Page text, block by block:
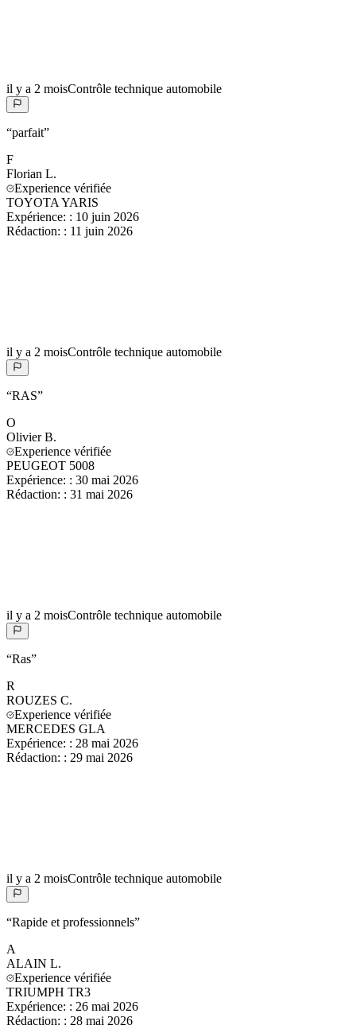
il y a 2 moisContrôle technique automobile
“parfait”
F
Florian L.
Experience vérifiée
TOYOTA YARIS
Expérience: : 10 juin 2026
Rédaction: : 11 juin 2026
il y a 2 moisContrôle technique automobile
“RAS”
O
Olivier B.
Experience vérifiée
PEUGEOT 5008
Expérience: : 30 mai 2026
Rédaction: : 31 mai 2026
il y a 2 moisContrôle technique automobile
“Ras”
R
ROUZES C.
Experience vérifiée
MERCEDES GLA
Expérience: : 28 mai 2026
Rédaction: : 29 mai 2026
il y a 2 moisContrôle technique automobile
“Rapide et professionnels”
A
ALAIN L.
Experience vérifiée
TRIUMPH TR3
Expérience: : 26 mai 2026
Rédaction: : 28 mai 2026